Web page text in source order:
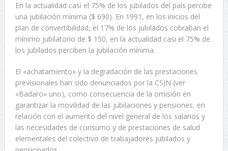
En la actualidad casi el 75% de los jubilados del país percibe
una jubilación mínima ($ 690). En 1991, en los inicios del
plan de convertibilidad, el 17% de los jubilados cobraban el
mínimo jubilatorio de $ 150, en la actualidad casi el 75% de
los jubilados perciben la jubilación mínima.
El «achatamiento» y la degradación de las prestaciones
previsionales han sido denunciados por la CSJN (ver
«Badaro» uno), como consecuencia de la omisión en
garantizar la movilidad de las jubilaciones y pensiones, en
relación con el aumento del nivel general de los salarios y
las necesidades de consumo y de prestaciones de salud
elementales del colectivo de trabajadores jubilados y